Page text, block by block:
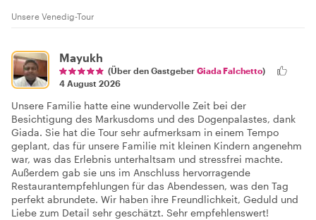
Unsere Venedig-Tour
Mayukh
(Über den Gastgeber Giada Falchetto)
4 August 2026
Unsere Familie hatte eine wundervolle Zeit bei der
Besichtigung des Markusdoms und des Dogenpalastes, dank
Giada. Sie hat die Tour sehr aufmerksam in einem Tempo
geplant, das für unsere Familie mit kleinen Kindern angenehm
war, was das Erlebnis unterhaltsam und stressfrei machte.
Außerdem gab sie uns im Anschluss hervorragende
Restaurantempfehlungen für das Abendessen, was den Tag
perfekt abrundete. Wir haben ihre Freundlichkeit, Geduld und
Liebe zum Detail sehr geschätzt. Sehr empfehlenswert!